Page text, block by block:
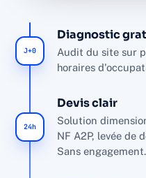
J+0
Diagnostic
Audit du site sur
horaires
24h
Devis clair
Solution
NF A2P, levée de
Sans engagement.